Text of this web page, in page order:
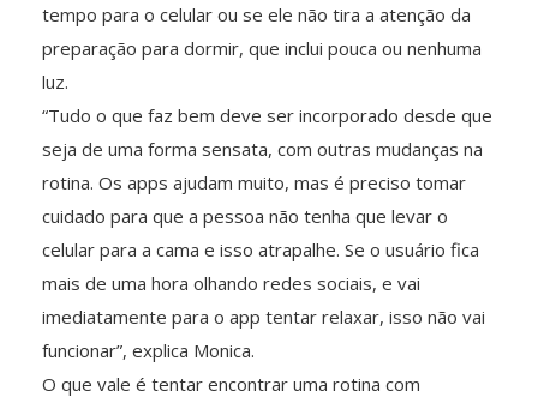
tempo para o celular ou se ele não tira a atenção da
preparação para dormir, que inclui pouca ou nenhuma
luz.
“Tudo o que faz bem deve ser incorporado desde que
seja de uma forma sensata, com outras mudanças na
rotina. Os apps ajudam muito, mas é preciso tomar
cuidado para que a pessoa não tenha que levar o
celular para a cama e isso atrapalhe. Se o usuário fica
mais de uma hora olhando redes sociais, e vai
imediatamente para o app tentar relaxar, isso não vai
funcionar”, explica Monica.
O que vale é tentar encontrar uma rotina com